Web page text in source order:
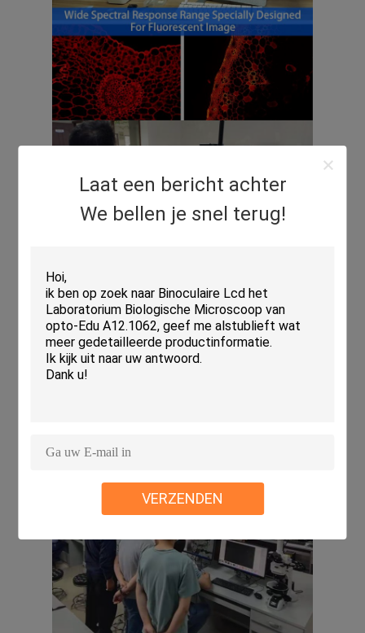
Laat een bericht achter
We bellen je snel terug!
VERZENDEN